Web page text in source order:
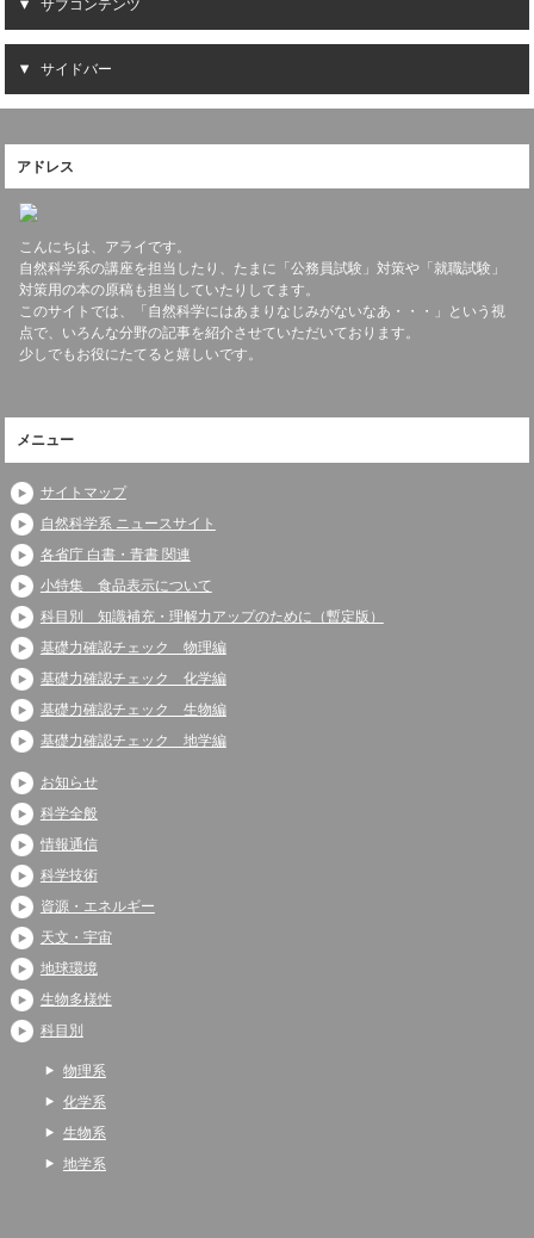
サブコンテンツ
サイドバー
アドレス
こんにちは、アライです。
自然科学系の講座を担当したり、たまに「公務員試験」対策や「就職試験」
対策用の本の原稿も担当していたりしてます。
このサイトでは、「自然科学にはあまりなじみがないなあ・・・」という視
点で、いろんな分野の記事を紹介させていただいております。
少しでもお役にたてると嬉しいです。
メニュー
サイトマップ
自然科学系 ニュースサイト
各省庁 白書・青書 関連
小特集 食品表示について
科目別 知識補充・理解力アップのために（暫定版）
基礎力確認チェック 物理編
基礎力確認チェック 化学編
基礎力確認チェック 生物編
基礎力確認チェック 地学編
お知らせ
科学全般
情報通信
科学技術
資源・エネルギー
天文・宇宙
地球環境
生物多様性
科目別
物理系
化学系
生物系
地学系